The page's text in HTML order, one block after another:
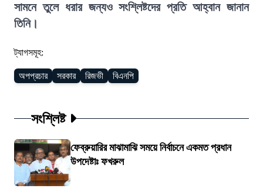
সামনে তুলে ধরার জন্যও সংশ্লিষ্টদের প্রতি আহ্বান জানান
তিনি।
ট্যাগসমূহ:
অপপ্রচার সরকার রিজভী বিএনপি
সংশ্লিষ্ট
ফেব্রুয়ারির মাঝামাঝি সময়ে নির্বাচনে একমত প্রধান
উপদেষ্টাঃ ফখরুল